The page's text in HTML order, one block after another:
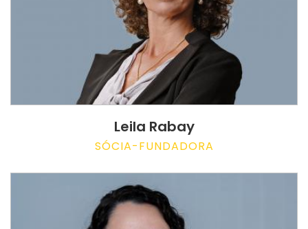
Leila Rabay
SÓCIA-FUNDADORA